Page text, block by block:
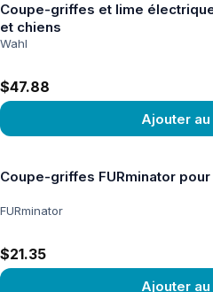
Coupe-griffes et lime
et chiens
Wahl
$47.88
Ajouter
Coupe-griffes FURminator
FURminator
$21.35
Ajouter